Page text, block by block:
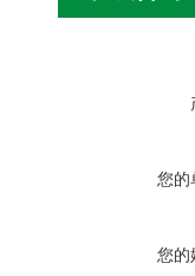
您的
您的